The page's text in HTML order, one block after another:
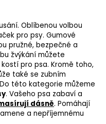
Oblíbenou volbou
pro psy. Gumové
pružné, bezpečné a
žvýkání můžete
pro psa. Kromě toho,
také se zubním
této kategorie můžeme
. Vašeho psa zabaví a
dásně. Pomáhají
a nepříjemnému